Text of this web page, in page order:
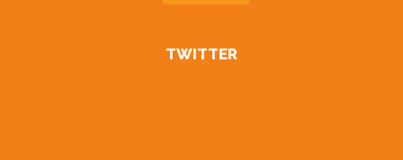
TWITTER